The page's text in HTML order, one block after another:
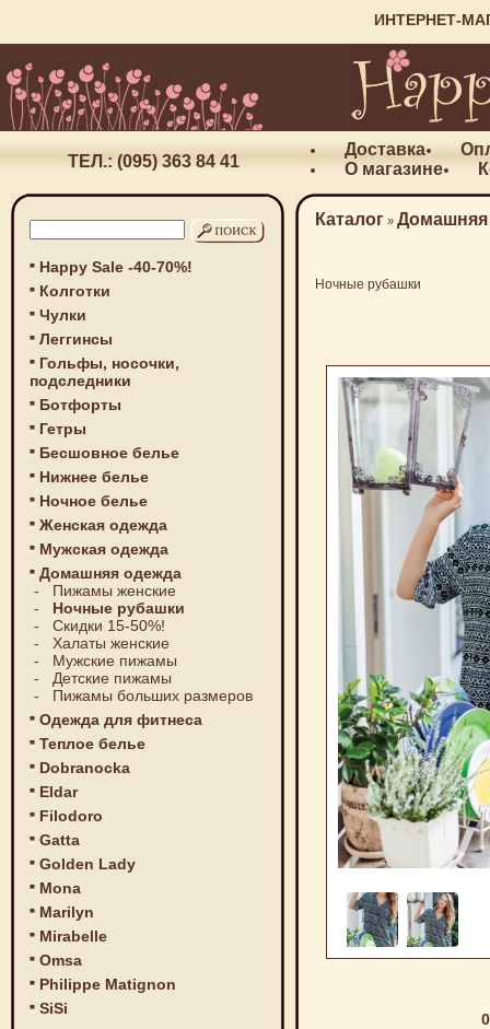
ИНТЕРНЕТ-
ТЕЛ.: (095) 363 84 41
Доставка
О магазине
Happy Sale -40-70%!
Колготки
Чулки
Леггинсы
Гольфы, носочки,
подследники
Ботфорты
Гетры
Бесшовное белье
Нижнее белье
Ночное белье
Женская одежда
Мужская одежда
Домашняя одежда
- Пижамы женские
- Ночные рубашки
- Скидки 15-50%!
- Халаты женские
- Мужские пижамы
- Детские пижамы
- Пижамы больших размеров
Одежда для фитнеса
Теплое белье
Dobranocka
Eldar
Filodoro
Gatta
Golden Lady
Mona
Marilyn
Mirabelle
Omsa
Philippe Matignon
SiSi
Каталог » Домашняя
Ночные рубашки